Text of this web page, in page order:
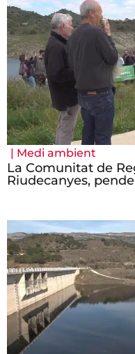
| Medi ambient
La Comunitat de
Riudecanyes,